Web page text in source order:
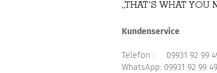
Kundenservice
Telefon : 09931 92 99
WhatsApp: 09931 92 99